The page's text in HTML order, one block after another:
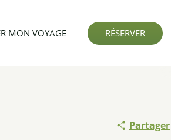
MON VOYAGE RÉSERVER
Partager